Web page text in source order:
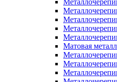
Матовая